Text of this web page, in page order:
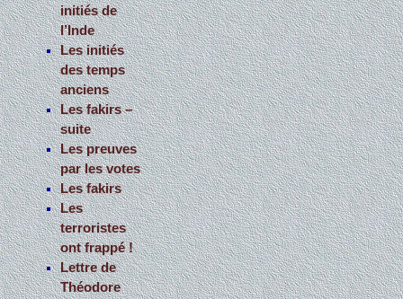
initiés de
l’Inde
Les initiés
des temps
anciens
Les fakirs –
suite
Les preuves
par les votes
Les fakirs
Les
terroristes
ont frappé !
Lettre de
Théodore